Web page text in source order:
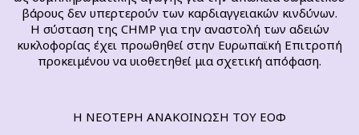
βάρους δεν υπερτερούν των καρδιαγγειακών κινδύνων.
Η σύσταση της CHMP για την αναστολή των αδειών
κυκλοφορίας έχει προωθηθεί στην Ευρωπαϊκή Επιτροπή
προκειμένου να υιοθετηθεί μια σχετική απόφαση.
Η ΝΕΟΤΕΡΗ ΑΝΑΚΟΙΝΩΣΗ ΤΟΥ ΕΟΦ